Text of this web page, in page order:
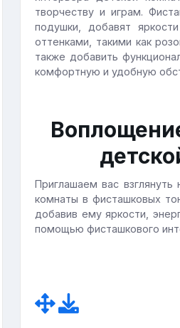
творчеству и играм.
подушки, добавят
оттенками, такими как
также добавить
комфортную и удобную
Приглашаем вас
комнаты в фисташковых
добавив ему яркости,
помощью фисташкового